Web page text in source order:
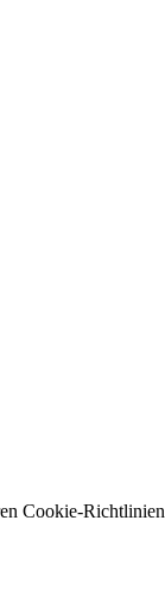
Cookie-